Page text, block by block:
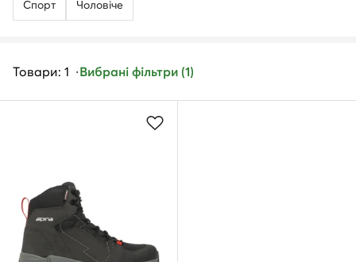
Спорт Чоловічe
Товари: 1 Вибрані фільтри (1)